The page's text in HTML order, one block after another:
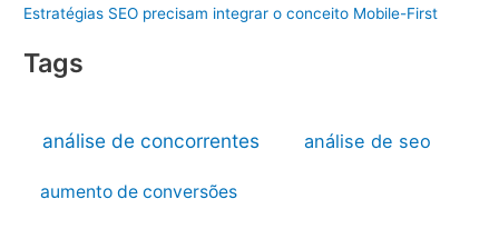
Estratégias SEO precisam integrar o conceito Mobile-First
Tags
análise de concorrentes análise de seo
aumento de conversões